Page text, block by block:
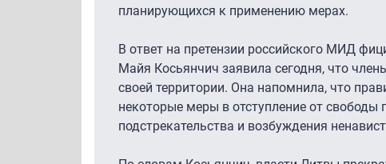
планирующихся к применению мерах.
В ответ на претензии российского МИД
Майя Косьянчич заявила сегодня, что
своей территории. Она напомнила, что
некоторые меры в отступление от свободы
подстрекательства и возбуждения